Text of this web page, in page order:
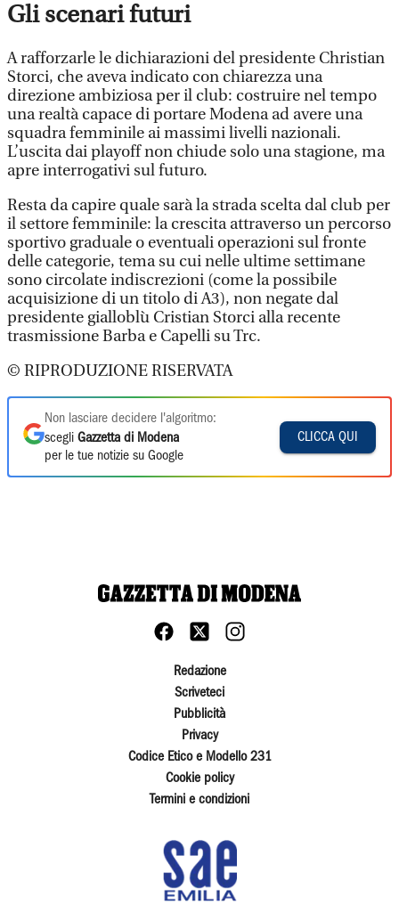
Gli scenari futuri
A rafforzarle le dichiarazioni del presidente Christian
Storci, che aveva indicato con chiarezza una
direzione ambiziosa per il club: costruire nel tempo
una realtà capace di portare Modena ad avere una
squadra femminile ai massimi livelli nazionali.
L’uscita dai playoff non chiude solo una stagione, ma
apre interrogativi sul futuro.
Resta da capire quale sarà la strada scelta dal club per
il settore femminile: la crescita attraverso un percorso
sportivo graduale o eventuali operazioni sul fronte
delle categorie, tema su cui nelle ultime settimane
sono circolate indiscrezioni (come la possibile
acquisizione di un titolo di A3), non negate dal
presidente gialloblù Cristian Storci alla recente
trasmissione Barba e Capelli su Trc.
© RIPRODUZIONE RISERVATA
Non lasciare decidere l'algoritmo:
scegli Gazzetta di Modena
per le tue notizie su Google
CLICCA QUI
Redazione
Scriveteci
Pubblicità
Privacy
Codice Etico e Modello 231
Cookie policy
Termini e condizioni